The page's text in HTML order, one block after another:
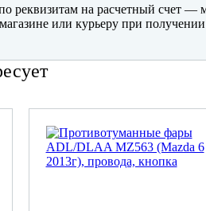
реквизитам на расчетный счет
или курьеру при